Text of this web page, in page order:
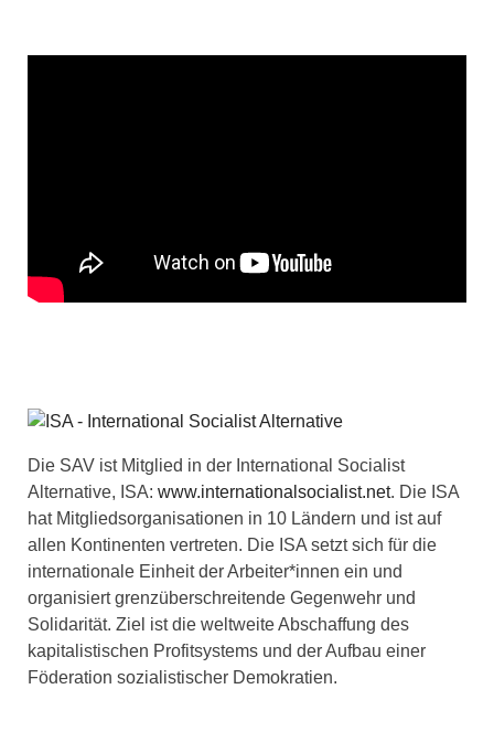
Die SAV ist Mitglied in der International Socialist
Alternative, ISA: www.internationalsocialist.net. Die ISA
hat Mitgliedsorganisationen in 10 Ländern und ist auf
allen Kontinenten vertreten. Die ISA setzt sich für die
internationale Einheit der Arbeiter*innen ein und
organisiert grenzüberschreitende Gegenwehr und
Solidarität. Ziel ist die weltweite Abschaffung des
kapitalistischen Profitsystems und der Aufbau einer
Föderation sozialistischer Demokratien.